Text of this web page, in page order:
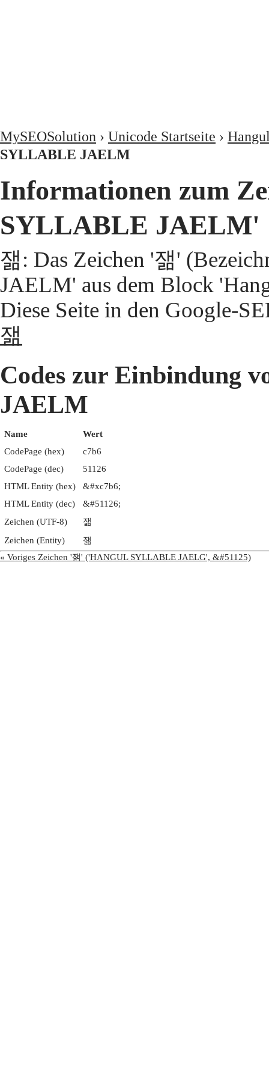
MySEOSolution › Unicode Startseite ›
SYLLABLE JAELM
Informationen zum
SYLLABLE JAELM'
잶: Das Zeichen '잶'
JAELM' aus dem Block
Diese Seite in den Google-
잶
Codes zur Einbindung
JAELM
Name
Wert
CodePage (hex)
c7b6
CodePage (dec)
51126
HTML Entity (hex)
&#xc7b6;
HTML Entity (dec)
&#51126;
Zeichen (UTF-8)
잶
Zeichen (Entity)
잶
« Voriges Zeichen '잵' ('HANGUL SYLLABLE JAELG', &#51125)